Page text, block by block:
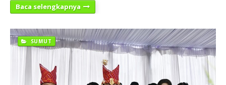
Baca selengkapnya
SUMUT